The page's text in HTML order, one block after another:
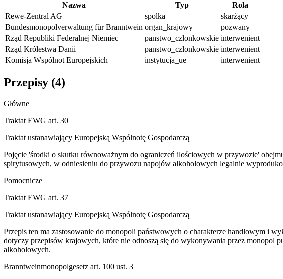
Nazwa Typ
Rola
Rewe-Zentral AG
spolka
skarżący
Bundesmonopolverwaltung für Branntwein organ_krajowy
pozwany
Rząd Republiki Federalnej Niemiec
panstwo_czlonkowskie interwenient
Rząd Królestwa Danii
panstwo_czlonkowskie interwenient
Komisja Wspólnot Europejskich
instytucja_ue interwenient
Przepisy (4)
Główne
Traktat EWG art. 30
Traktat ustanawiający Europejską Wspólnotę Gospodarczą
Pojęcie 'środki o skutku równoważnym do ograniczeń ilościowych w przywozie'
spirytusowych, w odniesieniu do przywozu napojów alkoholowych legalnie
Pomocnicze
Traktat EWG art. 37
Traktat ustanawiający Europejską Wspólnotę Gospodarczą
Przepis ten ma zastosowanie do monopoli państwowych o charakterze handlowym i
dotyczy przepisów krajowych, które nie odnoszą się do wykonywania przez
alkoholowych.
Branntweinmonopolgesetz art. 100 ust. 3